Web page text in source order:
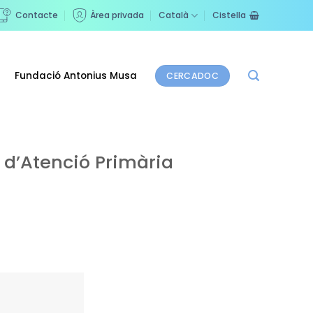
Contacte Àrea privada Català Cistella
Fundació Antonius Musa CERCADOC
Primària